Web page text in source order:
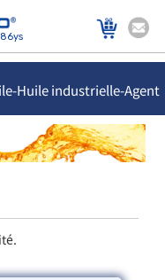
86ys
Huile industrielle-Agent